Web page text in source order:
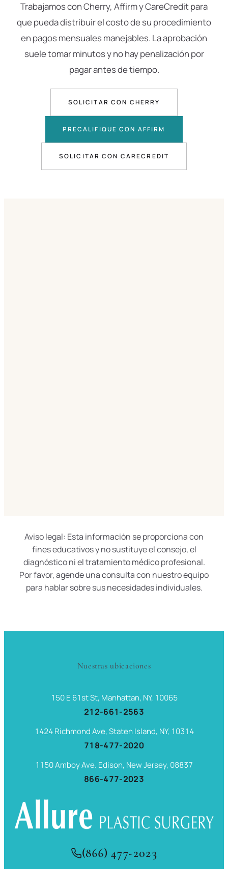
Trabajamos con Cherry, Affirm y CareCredit para
que pueda distribuir el costo de su procedimiento
en pagos mensuales manejables. La aprobación
suele tomar minutos y no hay penalización por
pagar antes de tiempo.
SOLICITAR CON CHERRY
PRECALIFIQUE CON AFFIRM
SOLICITAR CON CARECREDIT
Aviso legal: Esta información se proporciona con
fines educativos y no sustituye el consejo, el
diagnóstico ni el tratamiento médico profesional.
Por favor, agende una consulta con nuestro equipo
para hablar sobre sus necesidades individuales.
Nuestras ubicaciones
150 E 61st St, Manhattan, NY, 10065
212-661-2563
1424 Richmond Ave, Staten Island, NY, 10314
718-477-2020
1150 Amboy Ave. Edison, New Jersey, 08837
866-477-2023
(866) 477-2023